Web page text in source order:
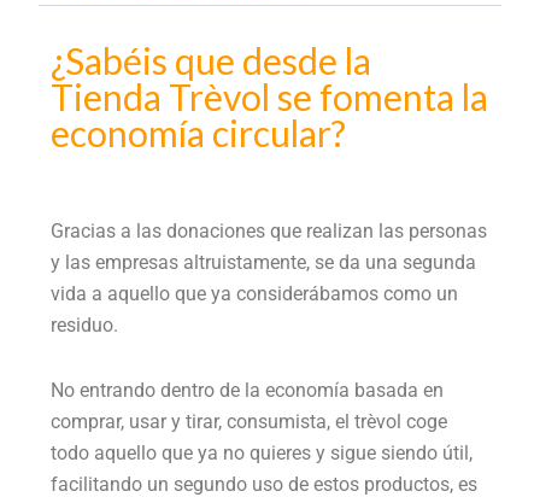
¿Sabéis que desde la
Tienda Trèvol se fomenta la
economía circular?
Gracias a las donaciones que realizan las personas
y las empresas altruistamente, se da una segunda
vida a aquello que ya considerábamos como un
residuo.
No entrando dentro de la economía basada en
comprar, usar y tirar, consumista, el trèvol coge
todo aquello que ya no quieres y sigue siendo útil,
facilitando un segundo uso de estos productos, es